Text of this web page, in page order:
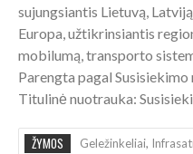
sujungsiantis Lietuvą,
Europa, užtikrinsiantis
mobilumą, transporto
Parengta pagal
Titulinė nuotrauka:
ŽYMOS Geležinkeliai,